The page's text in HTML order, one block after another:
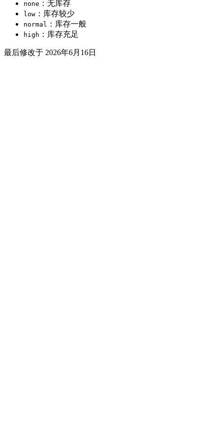
none ：无库存
low ：库存较少
normal ：库存一般
high ：库存充足
最后修改于 2026年6月16日